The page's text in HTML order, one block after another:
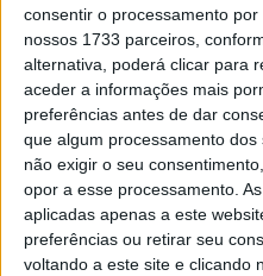
consentir o processamento
nossos 1733 parceiros,
alternativa, poderá clicar para
aceder a informações mais
preferências antes de dar
que algum processamento
não exigir o seu
opor a esse processamento.
aplicadas apenas a este
preferências ou retirar seu
voltando a este site e clicando
Classificação Final
Os Vouzelenses– 37
Santacombadense26
Piães 23
Tarouquense 22
Sporting Santar 15